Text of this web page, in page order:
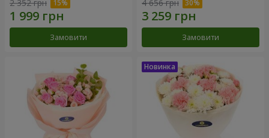
2 352 грн
Замовити
4 656 грн
Замовити